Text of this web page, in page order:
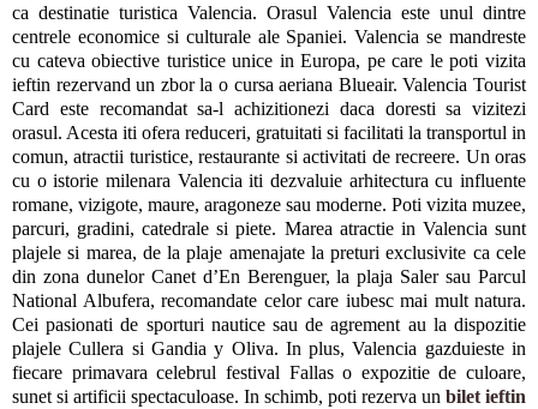
ca destinatie turistica Valencia. Orasul Valencia este unul dintre
centrele economice si culturale ale Spaniei. Valencia se mandreste
cu cateva obiective turistice unice in Europa, pe care le poti vizita
ieftin rezervand un zbor la o cursa aeriana Blueair. Valencia Tourist
Card este recomandat sa-l achizitionezi daca doresti sa vizitezi
orasul. Acesta iti ofera reduceri, gratuitati si facilitati la transportul in
comun, atractii turistice, restaurante si activitati de recreere. Un oras
cu o istorie milenara Valencia iti dezvaluie arhitectura cu influente
romane, vizigote, maure, aragoneze sau moderne. Poti vizita muzee,
parcuri, gradini, catedrale si piete. Marea atractie in Valencia sunt
plajele si marea, de la plaje amenajate la preturi exclusivite ca cele
din zona dunelor Canet d’En Berenguer, la plaja Saler sau Parcul
National Albufera, recomandate celor care iubesc mai mult natura.
Cei pasionati de sporturi nautice sau de agrement au la dispozitie
plajele Cullera si Gandia y Oliva. In plus, Valencia gazduieste in
fiecare primavara celebrul festival Fallas o expozitie de culoare,
sunet si artificii spectaculoase. In schimb, poti rezerva un bilet ieftin